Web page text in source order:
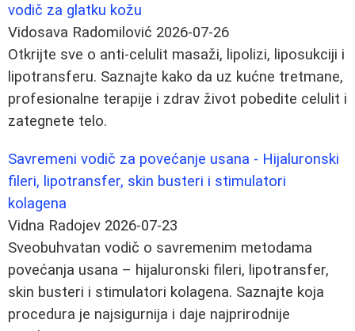
vodič za glatku kožu
Vidosava Radomilović 2026-07-26
Otkrijte sve o anti-celulit masaži, lipolizi, liposukciji i
lipotransferu. Saznajte kako da uz kućne tretmane,
profesionalne terapije i zdrav život pobedite celulit i
zategnete telo.
Savremeni vodič za povećanje usana - Hijaluronski
fileri, lipotransfer, skin busteri i stimulatori
kolagena
Vidna Radojev 2026-07-23
Sveobuhvatan vodič o savremenim metodama
povećanja usana – hijaluronski fileri, lipotransfer,
skin busteri i stimulatori kolagena. Saznajte koja
procedura je najsigurnija i daje najprirodnije